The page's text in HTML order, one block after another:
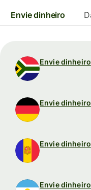
Envie dinheiro
Envie
Envie
Envie
Envie